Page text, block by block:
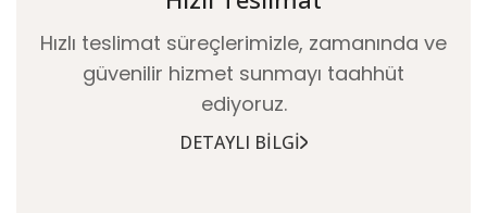
Hızlı teslimat süreçlerimizle, zamanında ve
güvenilir hizmet sunmayı taahhüt
ediyoruz.
DETAYLI BILGI